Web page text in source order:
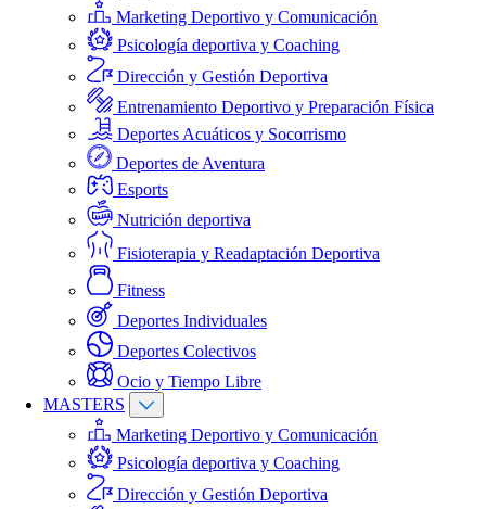
Marketing Deportivo y Comunicación
Psicología deportiva y Coaching
Dirección y Gestión Deportiva
Entrenamiento Deportivo y Preparación Física
Deportes Acuáticos y Socorrismo
Deportes de Aventura
Esports
Nutrición deportiva
Fisioterapia y Readaptación Deportiva
Fitness
Deportes Individuales
Deportes Colectivos
Ocio y Tiempo Libre
MASTERS
Marketing Deportivo y Comunicación
Psicología deportiva y Coaching
Dirección y Gestión Deportiva